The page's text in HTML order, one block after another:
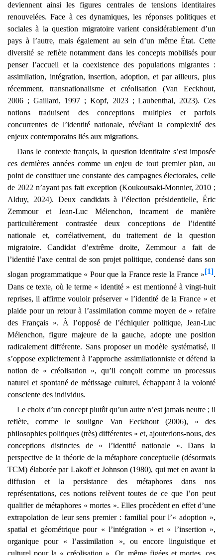
deviennent ainsi les figures centrales de tensions identitaires
renouvelées. Face à ces dynamiques, les réponses politiques et
sociales à la question migratoire varient considérablement d’un
pays à l’autre, mais également au sein d’un même État. Cette
diversité se reflète notamment dans les concepts mobilisés pour
penser l’accueil et la coexistence des populations migrantes :
assimilation, intégration, insertion, adoption, et par ailleurs, plus
récemment, transnationalisme et créolisation (Van Eeckhout,
2006 ; Gaillard, 1997 ; Kopf, 2023 ; Laubenthal, 2023). Ces
notions traduisent des conceptions multiples et parfois
concurrentes de l’identité nationale, révélant la complexité des
enjeux contemporains liés aux migrations.
Dans le contexte français, la question identitaire s’est imposée
ces dernières années comme un enjeu de tout premier plan, au
point de constituer une constante des campagnes électorales, celle
de 2022 n’ayant pas fait exception (Koukoutsaki-Monnier, 2010 ;
Alduy, 2024). Deux candidats à l’élection présidentielle, Éric
Zemmour et Jean-Luc Mélenchon, incarnent de manière
particulièrement contrastée deux conceptions de l’identité
nationale et, corrélativement, du traitement de la question
migratoire. Candidat d’extrême droite, Zemmour a fait de
l’identité l’axe central de son projet politique, condensé dans son
slogan programmatique « Pour que la France reste la France »[1].
Dans ce texte, où le terme « identité » est mentionné à vingt-huit
reprises, il affirme vouloir préserver « l’identité de la France » et
plaide pour un retour à l’assimilation comme moyen de « refaire
des Français ». À l’opposé de l’échiquier politique, Jean-Luc
Mélenchon, figure majeure de la gauche, adopte une position
radicalement différente. Sans proposer un modèle systématisé, il
s’oppose explicitement à l’approche assimilationniste et défend la
notion de « créolisation », qu’il conçoit comme un processus
naturel et spontané de métissage culturel, échappant à la volonté
consciente des individus.
Le choix d’un concept plutôt qu’un autre n’est jamais neutre ; il
reflète, comme le souligne Van Eeckhout (2006), « des
philosophies politiques (très) différentes » et, ajouterions-nous, des
conceptions distinctes de « l’identité nationale ». Dans la
perspective de la théorie de la métaphore conceptuelle (désormais
TCM) élaborée par Lakoff et Johnson (1980), qui met en avant la
diffusion et la persistance des métaphores dans nos
représentations, ces notions relèvent toutes de ce que l’on peut
qualifier de métaphores « mortes ». Elles procèdent en effet d’une
extrapolation de leur sens premier : familial pour l’« adoption »,
spatial et géométrique pour « l’intégration » et « l’insertion »,
organique pour « l’assimilation », ou encore linguistique et
culturel pour la « créolisation ». Or, même figées et mortes, ces